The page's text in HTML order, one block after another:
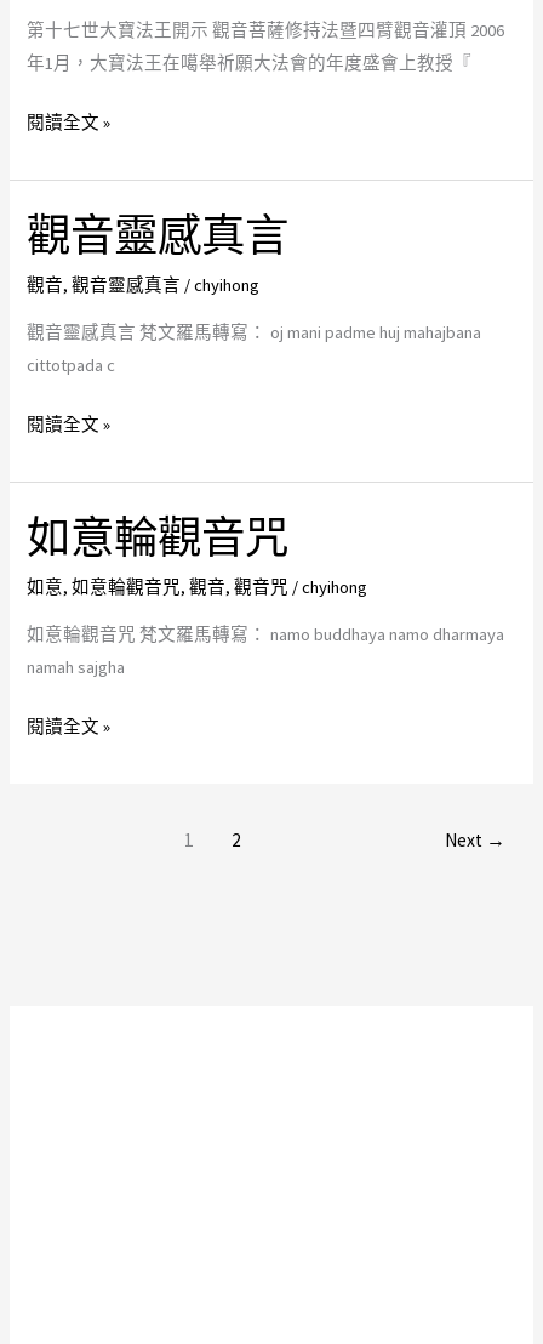
刻
的
第十七世大寶法王開示 觀音菩薩修持法暨四臂觀音灌頂 2006
年1月，大寶法王在噶舉祈願大法會的年度盛會上教授『
四
臂
(第
十
世
大
法
示)
閱讀全文 »
觀音靈感真言
觀音,觀音靈感真言 /chyihong
觀音靈感真言 梵文羅馬轉寫： oj mani padme huj mahajbana
cittotpada c
觀
音
靈
感
閱讀全文 »
如意輪觀音咒
如意,如意輪觀音咒,觀音,觀音咒 /chyihong
如意輪觀音咒 梵文羅馬轉寫： namo buddhaya namo dharmaya
namah sajgha
如
意
輪
觀
閱讀全文 »
1 2 Next →